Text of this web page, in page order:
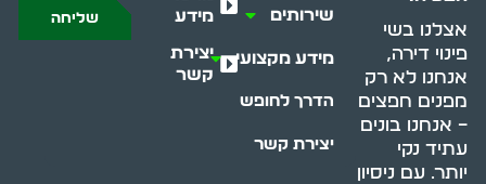
אצלנו בשי
פינוי דירה,
אנחנו לא רק
מפנים חפצים
– אנחנו בונים
עתיד נקי
יותר. עם ניסיון
שירותים
מידע מקצועי
הדרך לחופש
יצירת קשר
מידע
יצירת
קשר
שליחה